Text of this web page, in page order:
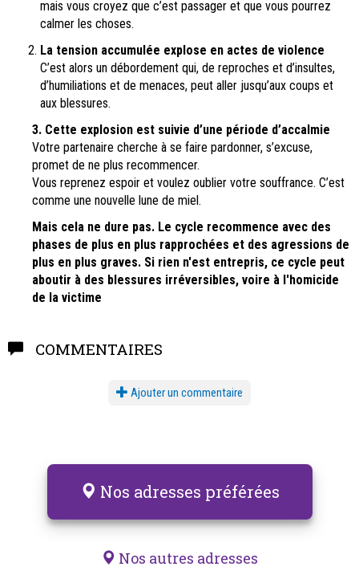
mais vous croyez que c’est passager et que vous pourrez
calmer les choses.
La tension accumulée explose en actes de violence
C’est alors un débordement qui, de reproches et d’insultes,
d’humiliations et de menaces, peut aller jusqu’aux coups et
aux blessures.
3. Cette explosion est suivie d’une période d’accalmie
Votre partenaire cherche à se faire pardonner, s’excuse,
promet de ne plus recommencer.
Vous reprenez espoir et voulez oublier votre souffrance. C’est
comme une nouvelle lune de miel.
Mais cela ne dure pas. Le cycle recommence avec des
phases de plus en plus rapprochées et des agressions de
plus en plus graves. Si rien n'est entrepris, ce cycle peut
aboutir à des blessures irréversibles, voire à l'homicide
de la victime
COMMENTAIRES
Ajouter un commentaire
Nos adresses préférées
Nos autres adresses